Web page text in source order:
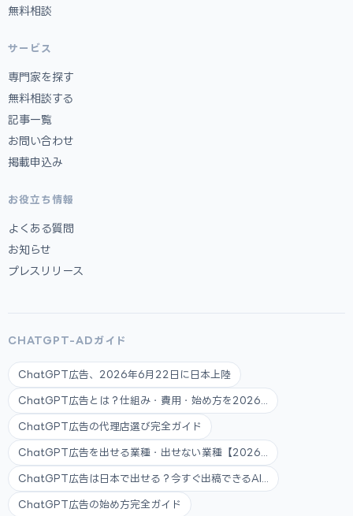
無料相談
サービス
専門家を探す
無料相談する
記事一覧
お問い合わせ
掲載申込み
お役立ち情報
よくある質問
お知らせ
プレスリリース
CHATGPT-ADガイド
ChatGPT広告、2026年6月22日に日本上陸
ChatGPT広告とは？仕組み・費用・始め方を2026...
ChatGPT広告の代理店選び完全ガイド
ChatGPT広告を出せる業種・出せない業種【2026...
ChatGPT広告は日本で出せる？今すぐ出稿できるAI...
ChatGPT広告の始め方完全ガイド